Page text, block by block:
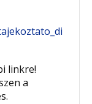
linkre!
a